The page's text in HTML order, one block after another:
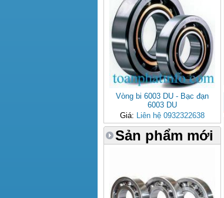
Vòng bi 6003 DU - Bạc đạn
6003 DU
Giá: Liên hệ 0932322638
Sản phẩm mới